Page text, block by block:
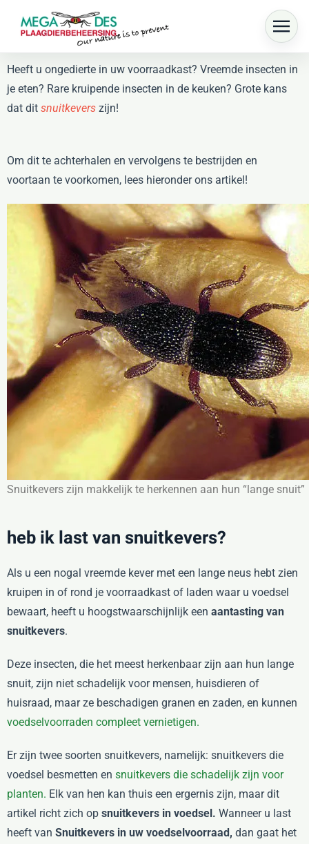
Skip to main content
Heeft u ongedierte in uw voorraadkast? Vreemde insecten in
je eten? Rare kruipende insecten in de keuken? Grote kans
dat dit snuitkevers zijn!
Om dit te achterhalen en vervolgens te bestrijden en
voortaan te voorkomen, lees hieronder ons artikel!
Snuitkevers zijn makkelijk te herkennen aan hun “lange snuit”
heb ik last van snuitkevers?
Als u een nogal vreemde kever met een lange neus hebt zien
kruipen in of rond je voorraadkast of laden waar u voedsel
bewaart, heeft u hoogstwaarschijnlijk een aantasting van
snuitkevers.
Deze insecten, die het meest herkenbaar zijn aan hun lange
snuit, zijn niet schadelijk voor mensen, huisdieren of
huisraad, maar ze beschadigen granen en zaden, en kunnen
voedselvoorraden compleet vernietigen.
Er zijn twee soorten snuitkevers, namelijk: snuitkevers die
voedsel besmetten en snuitkevers die schadelijk zijn voor
planten. Elk van hen kan thuis een ergernis zijn, maar dit
artikel richt zich op snuitkevers in voedsel. Wanneer u last
heeft van Snuitkevers in uw voedselvoorraad, dan gaat het